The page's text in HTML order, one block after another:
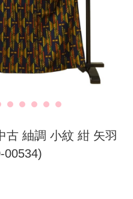
古 紬調 小紋 紺 矢羽
00534)